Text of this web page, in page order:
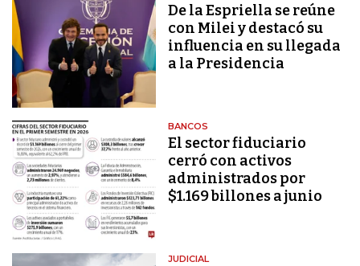
De la Espriella se reúne
con Milei y destacó su
influencia en su llegada
a la Presidencia
BANCOS
El sector fiduciario
cerró con activos
administrados por
$1.169 billones a junio
JUDICIAL